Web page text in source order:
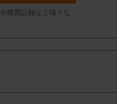
燃費記録など様々な